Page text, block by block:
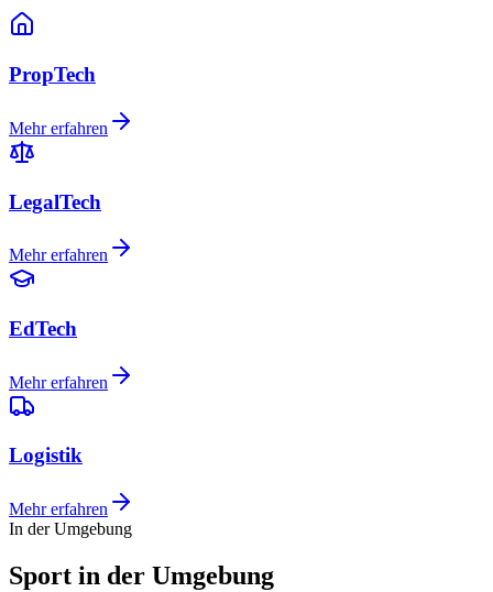
PropTech
Mehr erfahren
LegalTech
Mehr erfahren
EdTech
Mehr erfahren
Logistik
Mehr erfahren
In der Umgebung
Sport in der Umgebung